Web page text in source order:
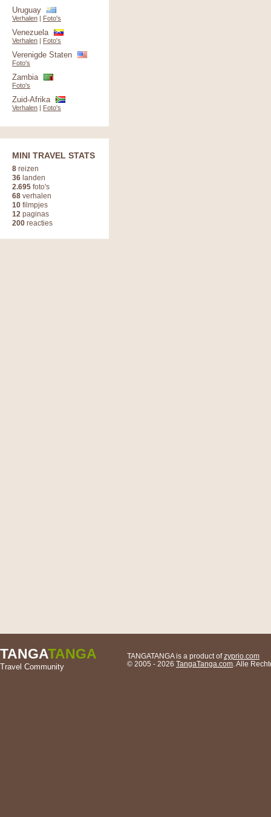
Uruguay
Verhalen | Foto's
Venezuela
Verhalen | Foto's
Verenigde Staten
Foto's
Zambia
Foto's
Zuid-Afrika
Verhalen | Foto's
MINI TRAVEL STATS
8 reizen
36 landen
2.695 foto's
68 verhalen
10 filmpjes
12 paginas
200 reacties
TANGATANGA
Travel Community
TANGATANGA is a product ofzyprio.com
© 2005 - 2026 TangaTanga.com . Alle